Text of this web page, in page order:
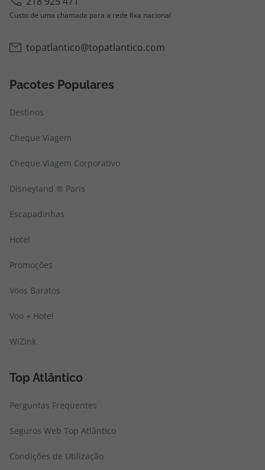
Custo de uma chamada para a rede fixa nacional
topatlantico@topatlantico.com
Pacotes Populares
Destinos
Cheque Viagem
Cheque Viagem Corporativo
Disneyland ® Paris
Escapadinhas
Hotel
Promoções
Voos Baratos
Voo + Hotel
WiZink
Top Atlântico
Perguntas Frequentes
Seguros Web Top Atlântico
Condições de Utilização